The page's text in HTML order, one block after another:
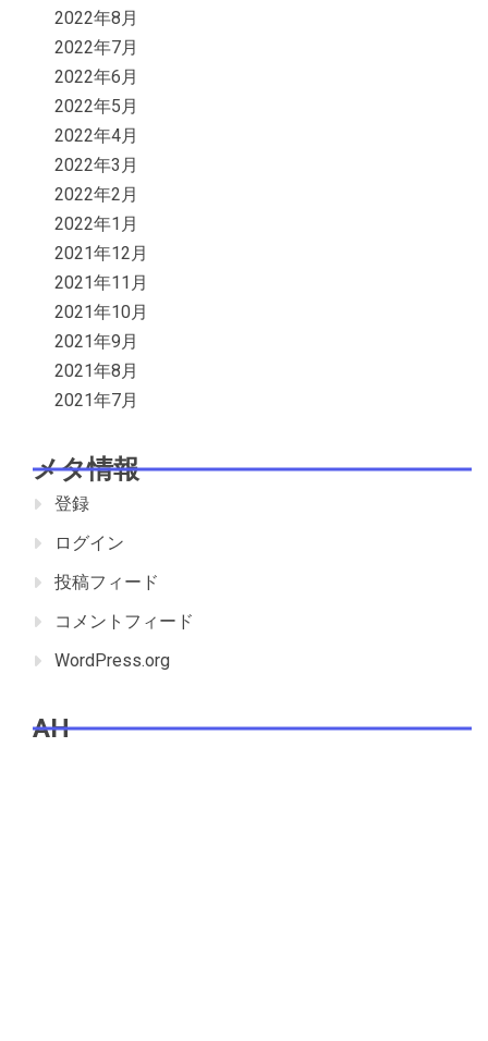
2022年8月
2022年7月
2022年6月
2022年5月
2022年4月
2022年3月
2022年2月
2022年1月
2021年12月
2021年11月
2021年10月
2021年9月
2021年8月
2021年7月
メタ情報
登録
ログイン
投稿フィード
コメントフィード
WordPress.org
AH